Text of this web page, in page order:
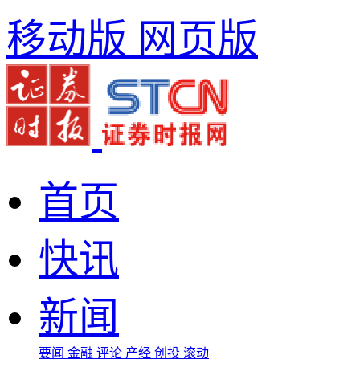
移动版 网页版
首页
快讯
新闻
要闻 金融 评论 产经 创投 滚动